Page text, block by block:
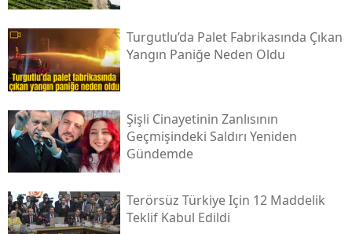
Turgutlu’da Palet Fabrikasında Çıkan
Yangın Paniğe Neden Oldu
Şişli Cinayetinin Zanlısının
Geçmişindeki Saldırı Yeniden
Gündemde
Terörsüz Türkiye Için 12 Maddelik
Teklif Kabul Edildi